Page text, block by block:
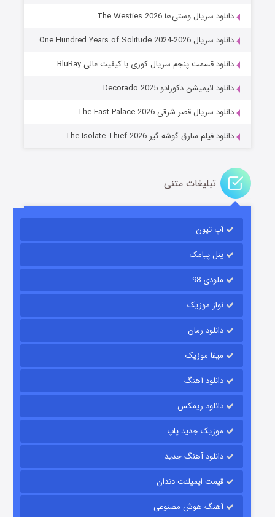
عملیات آپارتمان
قسمت۲ (زیرنویس) منتشر شد
شکست استوارت در نجات جهان
قسمت
دانلود سریال وستی‌ها The Westies 2026
دانلود سریال One Hundred Years of Solitude 2024-2026
دانلود قسمت پنجم سریال کوری با کیفیت عالی BluRay
دانلود انیمیشن دکورادو Decorado 2025
دانلود سریال قصر شرقی The East Palace 2026
دانلود فیلم سارق گوشه گیر The Isolate Thief 2026
تبلیغات متنی
آپ تیون
پنل پیامک
ملودی 98
نواز موزیک
دانلود رمان
میفا موزیک
دانلود آهنگ
دانلود ریمکس
موزیک جدید پاپ
دانلود آهنگ جدید
قیمت ایمپلنت دندان
آهنگ هوش مصنوعی